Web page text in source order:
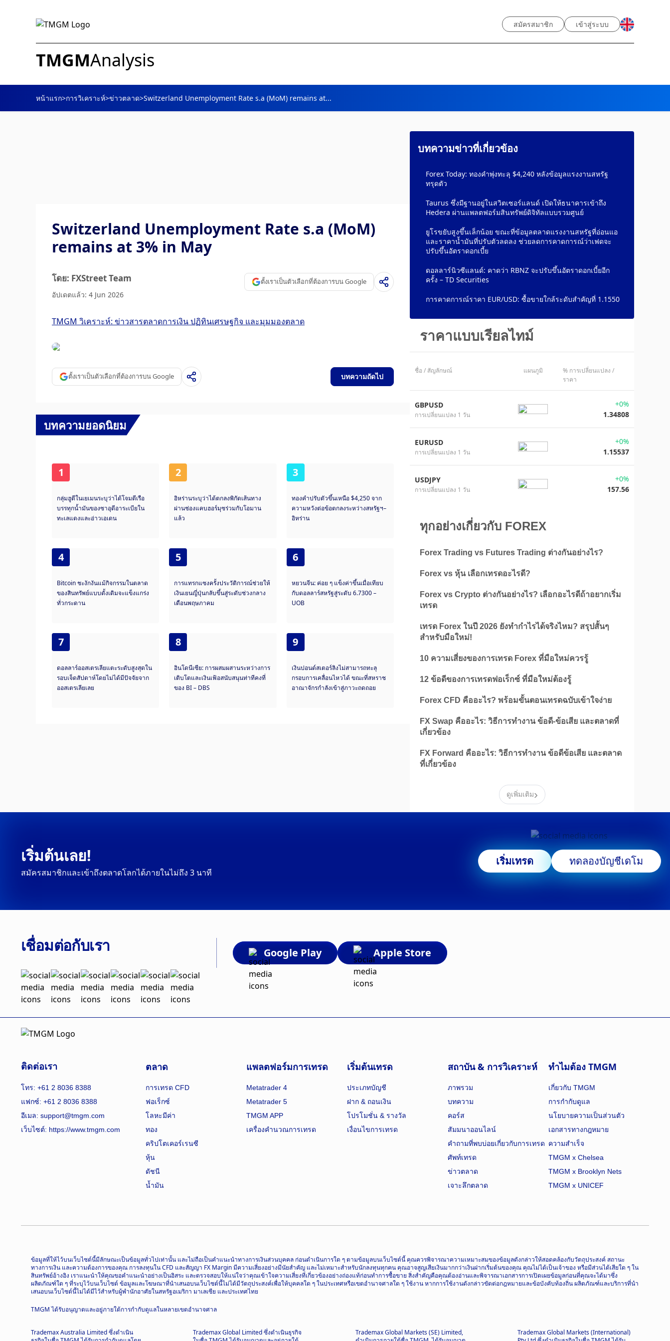
สมัครสมาชิก เข้าสู่ระบบ
TMGMAnalysis
หน้าแรก>การวิเคราะห์>ข่าวตลาด>Switzerland Unemployment Rate s.a (MoM) remains at...
Switzerland Unemployment Rate s.a (MoM)
remains at 3% in May
โดย: FXStreet Team
อัปเดตแล้ว: 4 Jun 2026
ตั้งเราเป็นตัวเลือกที่ต้องการบน Google
TMGM วิเคราะห์: ข่าวสารตลาดการเงิน ปฏิทินเศรษฐกิจ และมุมมองตลาด
ตั้งเราเป็นตัวเลือกที่ต้องการบน Google บทความถัดไป
บทความยอดนิยม
1
กลุ่มฮูตีในเยเมนระบุว่าได้โจมตีเรือ
บรรทุกน้ำมันของซาอุดีอาระเบียใน
ทะเลแดงและอ่าวเอเดน
2
อิหร่านระบุว่าได้ตกลงพิกัดเส้นทาง
ผ่านช่องแคบฮอร์มุซร่วมกับโอมาน
แล้ว
3
ทองคำปรับตัวขึ้นเหนือ $4,250 จาก
ความหวังต่อข้อตกลงระหว่างสหรัฐฯ–
อิหร่าน
4
Bitcoin ชะงักงันแม้กิจกรรมในตลาด
ของสินทรัพย์แบบดั้งเดิมจะแข็งแกร่ง
ทั่วกระดาน
5
การแทรกแซงครั้งประวัติการณ์ช่วยให้
เงินเยนญี่ปุ่นกลับขึ้นสู่ระดับช่วงกลาง
เดือนพฤษภาคม
6
หยวนจีน: ค่อย ๆ แข็งค่าขึ้นเมื่อเทียบ
กับดอลลาร์สหรัฐสู่ระดับ 6.7300 –
UOB
7
ดอลลาร์ออสเตรเลียแตะระดับสูงสุดใน
รอบเจ็ดสัปดาห์โดยไม่ได้มีปัจจัยจาก
ออสเตรเลียเลย
8
อินโดนีเซีย: การผสมผสานระหว่างการ
เติบโตและเงินเฟ้อสนับสนุนท่าทีคงที่
ของ BI – DBS
9
เงินปอนด์สเตอร์ลิงไม่สามารถทะลุ
กรอบการเคลื่อนไหวได้ ขณะที่สหราช
อาณาจักรกำลังเข้าสู่ภาวะถดถอย
บทความข่าวที่เกี่ยวข้อง
Forex Today: ทองคำพุ่งทะลุ $4,240 หลังข้อมูลแรงงานสหรัฐ
ทรุดตัว
Taurus ซึ่งมีฐานอยู่ในสวิตเซอร์แลนด์ เปิดให้ธนาคารเข้าถึง
Hedera ผ่านแพลตฟอร์มสินทรัพย์ดิจิทัลแบบรวมศูนย์
ยูโรขยับสูงขึ้นเล็กน้อย ขณะที่ข้อมูลตลาดแรงงานสหรัฐที่อ่อนแอ
และราคาน้ำมันที่ปรับตัวลดลง ช่วยลดการคาดการณ์ว่าเฟดจะ
ปรับขึ้นอัตราดอกเบี้ย
ดอลลาร์นิวซีแลนด์: คาดว่า RBNZ จะปรับขึ้นอัตราดอกเบี้ยอีก
ครั้ง – TD Securities
การคาดการณ์ราคา EUR/USD: ซื้อขายใกล้ระดับสำคัญที่ 1.1550
ราคาแบบเรียลไทม์
ชื่อ / สัญลักษณ์ แผนภูมิ
% การเปลี่ยนแปลง /
ราคา
GBPUSD
การเปลี่ยนแปลง 1 วัน
+0%
1.34808
EURUSD
การเปลี่ยนแปลง 1 วัน
+0%
1.15537
USDJPY
การเปลี่ยนแปลง 1 วัน
+0%
157.56
ทุกอย่างเกี่ยวกับ FOREX
Forex Trading vs Futures Trading ต่างกันอย่างไร?
Forex vs หุ้น เลือกเทรดอะไรดี?
Forex vs Crypto ต่างกันอย่างไร? เลือกอะไรดีถ้าอยากเริ่ม
เทรด
เทรด Forex ในปี 2026 ยังทำกำไรได้จริงไหม? สรุปสั้นๆ
สำหรับมือใหม่!
10 ความเสี่ยงของการเทรด Forex ที่มือใหม่ควรรู้
12 ข้อดีของการเทรดฟอเร็กซ์ ที่มือใหม่ต้องรู้
Forex CFD คืออะไร? พร้อมขั้นตอนเทรดฉบับเข้าใจง่าย
FX Swap คืออะไร: วิธีการทำงาน ข้อดี-ข้อเสีย และตลาดที่
เกี่ยวข้อง
FX Forward คืออะไร: วิธีการทำงาน ข้อดีข้อเสีย และตลาด
ที่เกี่ยวข้อง
ดูเพิ่มเติม›
เริ่มต้นเลย!
สมัครสมาชิกและเข้าถึงตลาดโลกได้ภายในไม่ถึง 3 นาที
เริ่มเทรด ทดลองบัญชีเดโม
เชื่อมต่อกับเรา Google Play Apple Store
ติดต่อเรา
โทร: +61 2 8036 8388
แฟกซ์: +61 2 8036 8388
อีเมล: support@tmgm.com
เว็บไซต์: https://www.tmgm.com
ตลาด
การเทรด CFD
ฟอเร็กซ์
โลหะมีค่า
ทอง
คริปโตเคอร์เรนซี
หุ้น
ดัชนี
น้ำมัน
แพลตฟอร์มการเทรด
Metatrader 4
Metatrader 5
TMGM APP
เครื่องคำนวณการเทรด
เริ่มต้นเทรด
ประเภทบัญชี
ฝาก & ถอนเงิน
โปรโมชั่น & รางวัล
เงื่อนไขการเทรด
สถาบัน & การวิเคราะห์
ภาพรวม
บทความ
คอร์ส
สัมมนาออนไลน์
คำถามที่พบบ่อยเกี่ยวกับการเทรด
ศัพท์เทรด
ข่าวตลาด
เจาะลึกตลาด
ทำไมต้อง TMGM
เกี่ยวกับ TMGM
การกำกับดูแล
นโยบายความเป็นส่วนตัว
เอกสารทางกฎหมาย
ความสำเร็จ
TMGM x Chelsea
TMGM x Brooklyn Nets
TMGM x UNICEF
ข้อมูลที่ให้ไว้บนเว็บไซต์นี้มีลักษณะเป็นข้อมูลทั่วไปเท่านั้น และไม่ถือเป็นคำแนะนำทางการเงินส่วนบุคคล ก่อนดำเนินการใด ๆ ตามข้อมูลบนเว็บไซต์นี้ คุณควรพิจารณาความเหมาะสมของข้อมูลดังกล่าวให้สอดคล้องกับวัตถุประสงค์ สถานะ
ทางการเงิน และความต้องการของคุณ การลงทุนใน CFD และสัญญา FX Margin มีความเสี่ยงอย่างมีนัยสำคัญ และไม่เหมาะสำหรับนักลงทุนทุกคน คุณอาจสูญเสียเงินมากกว่าเงินฝากเริ่มต้นของคุณ คุณไม่ได้เป็นเจ้าของ หรือมีส่วนได้เสียใด ๆ ใน
สินทรัพย์อ้างอิง เราแนะนำให้คุณขอคำแนะนำอย่างเป็นอิสระ และตรวจสอบให้แน่ใจว่าคุณเข้าใจความเสี่ยงที่เกี่ยวข้องอย่างถ่องแท้ก่อนทำการซื้อขาย สิ่งสำคัญคือคุณต้องอ่านและพิจารณาเอกสารการเปิดเผยข้อมูลก่อนที่คุณจะได้มาซึ่ง
ผลิตภัณฑ์ใด ๆ ที่ระบุไว้บนเว็บไซต์ ข้อมูลและโฆษณาที่นำเสนอบนเว็บไซต์นี้ไม่ได้มีวัตถุประสงค์เพื่อให้บุคคลใด ๆ ในประเทศหรือเขตอำนาจศาลใด ๆ ใช้งาน หากการใช้งานดังกล่าวขัดต่อกฎหมายและข้อบังคับท้องถิ่น ผลิตภัณฑ์และบริการที่นำ
เสนอบนเว็บไซต์นี้ไม่ได้มีไว้สำหรับผู้พำนักอาศัยในสหรัฐอเมริกา มาเลเซีย และประเทศไทย
TMGM ได้รับอนุญาตและอยู่ภายใต้การกำกับดูแลในหลายเขตอำนาจศาล
Trademax Australia Limited ซึ่งดำเนิน
Trademax Global Limited ซึ่งดำเนินธุรกิจ
Trademax Global Markets (SE) Limited,
Trademax Global Markets (International)